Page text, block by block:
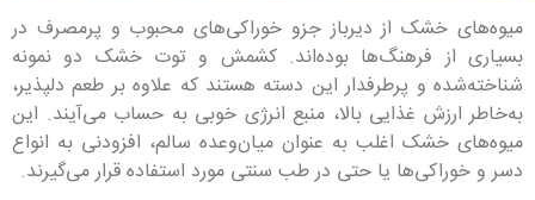
میوه‌های خشک از دیرباز جزو خوراکی‌های محبوب و پرمصرف در
بسیاری از فرهنگ‌ها بوده‌اند. کشمش و توت خشک دو نمونه
شناخته‌شده و پرطرفدار این دسته هستند که علاوه بر طعم دلپذیر،
به‌خاطر ارزش غذایی بالا، منبع انرژی خوبی به حساب می‌آیند. این
میوه‌های خشک اغلب به عنوان میان‌وعده سالم، افزودنی به انواع
دسر و خوراکی‌ها یا حتی در طب سنتی مورد استفاده قرار می‌گیرند.